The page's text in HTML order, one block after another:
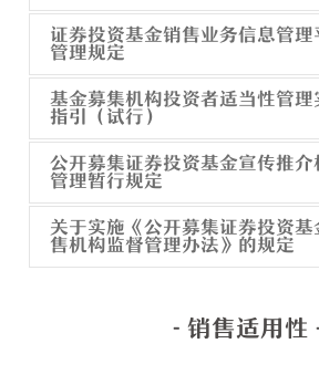
证券投资基金销售业务信息管理
管理规定
基金募集机构投资者适当性管理
指引（试行）
公开募集证券投资基金宣传推介
管理暂行规定
关于实施《公开募集证券投资基
售机构监督管理办法》的规定
- 销售适用性